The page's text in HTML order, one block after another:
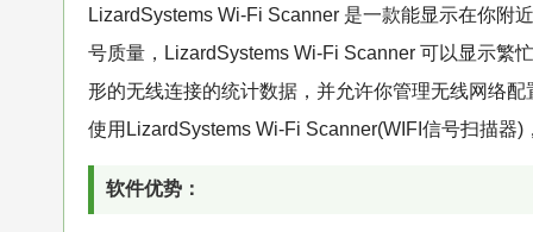
LizardSystems Wi-Fi Scanner 是一款能显示在你附
号质量，LizardSystems Wi-Fi Scanner 可以显示繁
形的无线连接的统计数据，并允许你管理无线网络
使用LizardSystems Wi-Fi Scanner(WIFI信号扫描器
软件优势：